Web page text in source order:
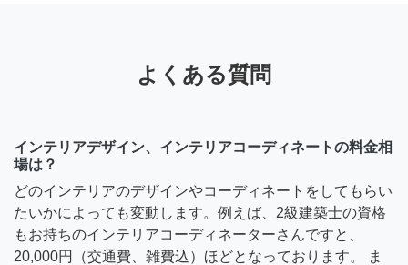
よくある質問
インテリアデザイン、インテリアコーディネートの料金相
場は？
どのインテリアのデザインやコーディネートをしてもらい
たいかによっても変動します。例えば、2級建築士の資格
もお持ちのインテリアコーディネーターさんですと、
20,000円（交通費、雑費込）ほどとなっております。 ま